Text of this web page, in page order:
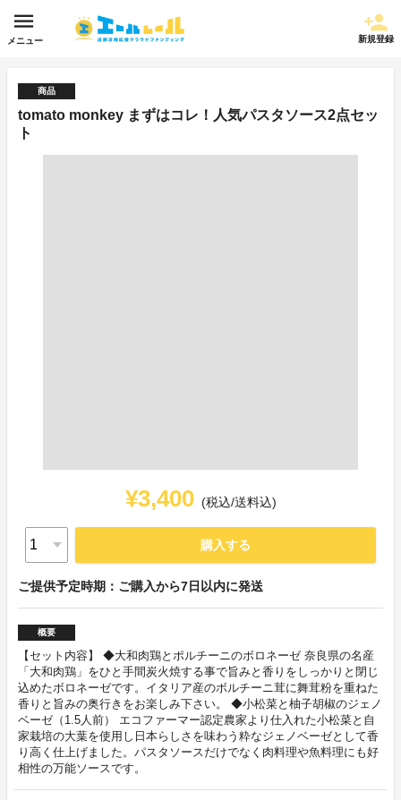
メニュー 新規登録
商品
tomato monkey まずはコレ！人気パスタソース2点セッ
ト
¥3,400 (税込/送料込)
購入する
ご提供予定時期：ご購入から7日以内に発送
概要
【セット内容】 ◆大和肉鶏とポルチーニのボロネーゼ 奈良県の名産
「大和肉鶏」をひと手間炭火焼する事で旨みと香りをしっかりと閉じ
込めたボロネーゼです。イタリア産のボルチーニ茸に舞茸粉を重ねた
香りと旨みの奥行きをお楽しみ下さい。 ◆小松菜と柚子胡椒のジェノ
ベーゼ（1.5人前） エコファーマー認定農家より仕入れた小松菜と自
家栽培の大葉を使用し日本らしさを味わう粋なジェノベーゼとして香
り高く仕上げました。パスタソースだけでなく肉料理や魚料理にも好
相性の万能ソースです。